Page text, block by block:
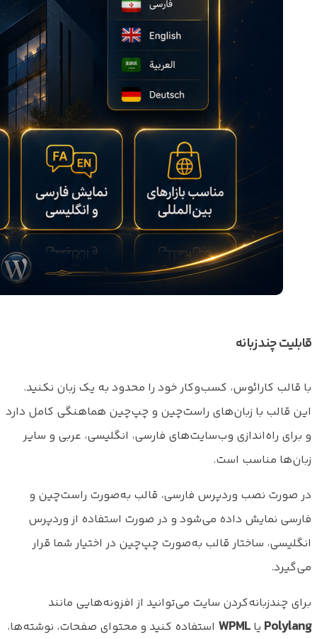
قابلیت چندزبانه
با قالب کارائوس، کسب‌وکار خود را محدود به یک زبان نکنید.
این قالب با زبان‌های راست‌چین و چپ‌چین هماهنگی کامل دارد
و برای راه‌اندازی وب‌سایت‌های فارسی، انگلیسی، عربی و سایر
زبان‌ها مناسب است.
در صورت نصب وردپرس فارسی، قالب به‌صورت راست‌چین و
فارسی نمایش داده می‌شود و در صورت استفاده از وردپرس
انگلیسی، ساختار قالب به‌صورت چپ‌چین در اختیار شما قرار
می‌گیرد.
برای چندزبانه‌کردن سایت می‌توانید از افزونه‌هایی مانند
Polylang یا WPML استفاده کنید و محتوای صفحات، نوشته‌ها،